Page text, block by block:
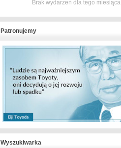
Brak wydarzeń dla tego miesiąca
Patronujemy
Wyszukiwarka